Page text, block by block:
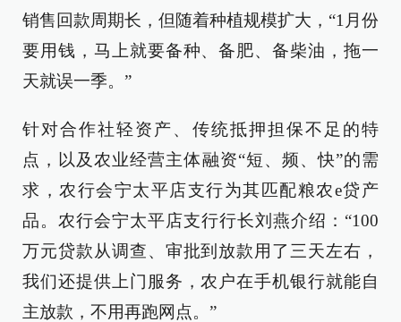
销售回款周期长，但随着种植规模扩大，“1月份
要用钱，马上就要备种、备肥、备柴油，拖一
天就误一季。”
针对合作社轻资产、传统抵押担保不足的特
点，以及农业经营主体融资“短、频、快”的需
求，农行会宁太平店支行为其匹配粮农e贷产
品。农行会宁太平店支行行长刘燕介绍：“100
万元贷款从调查、审批到放款用了三天左右，
我们还提供上门服务，农户在手机银行就能自
主放款，不用再跑网点。”